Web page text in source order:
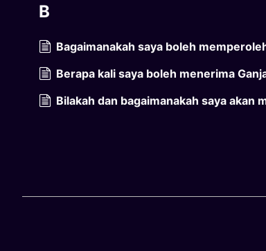
B
Bagaimanakah saya boleh
Berapa kali saya boleh menerima
Bilakah dan bagaimanakah saya akan